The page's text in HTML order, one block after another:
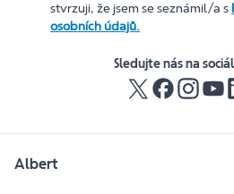
stvrzuji, že jsem se seznámil/a s
osobních údajů.
Sledujte nás na
Albert